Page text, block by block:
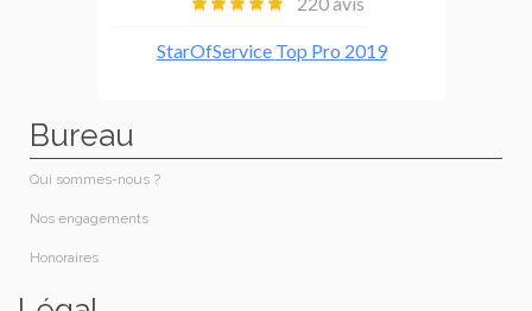
Bureau
Qui sommes-nous ?
Nos engagements
Honoraires​